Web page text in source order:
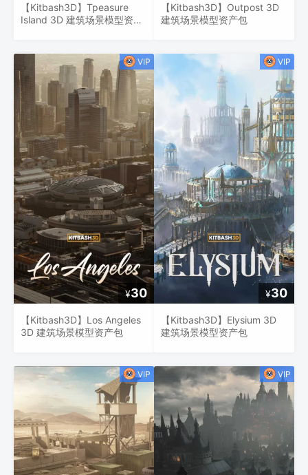
【Kitbash3D】Tpeasure
Island 3D 建筑场景模型资产
¥30
【Kitbash3D】Los Angeles
3D 建筑场景模型资产包
【Kitbash3D】Outpost 3D
建筑场景模型资产包
¥30
【Kitbash3D】Elysium 3D
建筑场景模型资产包